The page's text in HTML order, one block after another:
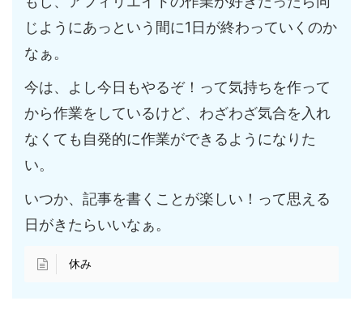
じようにあっという間に1日が終わっていくのか
なぁ。
今は、よし今日もやるぞ！って気持ちを作って
から作業をしているけど、わざわざ気合を入れ
なくても自発的に作業ができるようになりた
い。
いつか、記事を書くことが楽しい！って思える
日がきたらいいなぁ。
休み